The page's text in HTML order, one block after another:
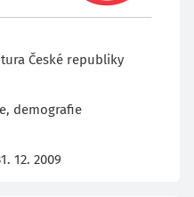
České republiky
demografie
12. 2009